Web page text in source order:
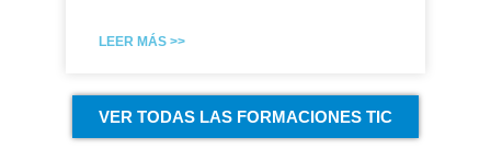
LEER MÁS >>
VER TODAS LAS FORMACIONES TIC